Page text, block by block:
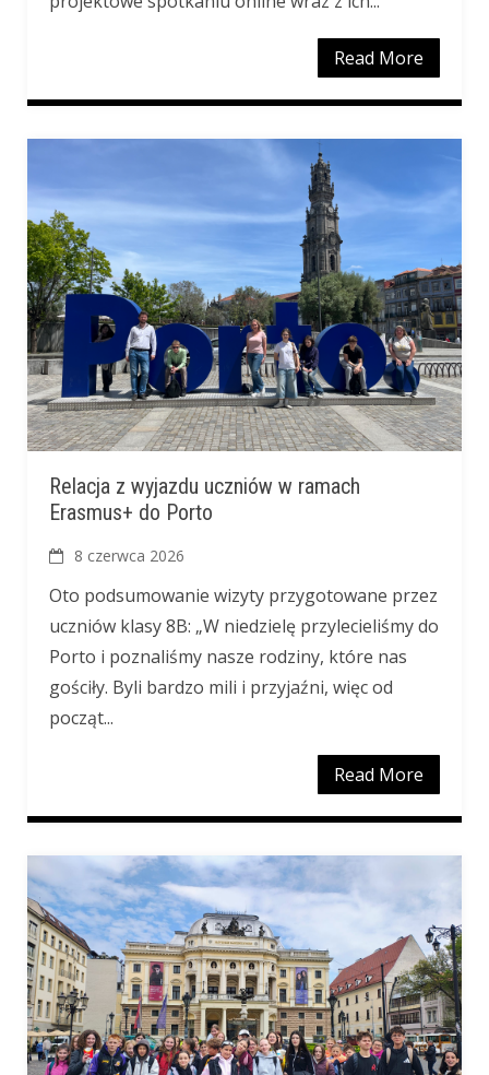
Read More
Relacja z wyjazdu uczniów w ramach
Erasmus+ do Porto
8 czerwca 2026
Oto podsumowanie wizyty przygotowane przez
uczniów klasy 8B: „W niedzielę przylecieliśmy do
Porto i poznaliśmy nasze rodziny, które nas
gościły. Byli bardzo mili i przyjaźni, więc od
począt...
Read More